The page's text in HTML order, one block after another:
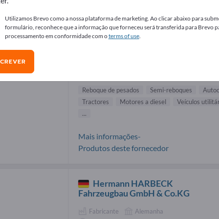
de Reboque de pesados
Reboque de pesados Semi-reboques
Tractores
Motores a diesel Veículos
...
Mais informações-
Produtos deste fornecedor
Hermann HARBECK
Fahrzeugbau GmbH & Co.KG
Fabricante
Alemanha
Utilizamos Brevo como a nossa plataforma de marketing. Ao clicar abaixo para
formulário, reconhece que a informação que forneceu será transferida para Brevo
processamento em conformidade com oterms of use.